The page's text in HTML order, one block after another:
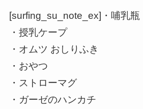
[surfing_su_note_ex]・哺乳瓶
・授乳ケープ
・オムツ おしりふき
・おやつ
・ストローマグ
・ガーゼのハンカチ